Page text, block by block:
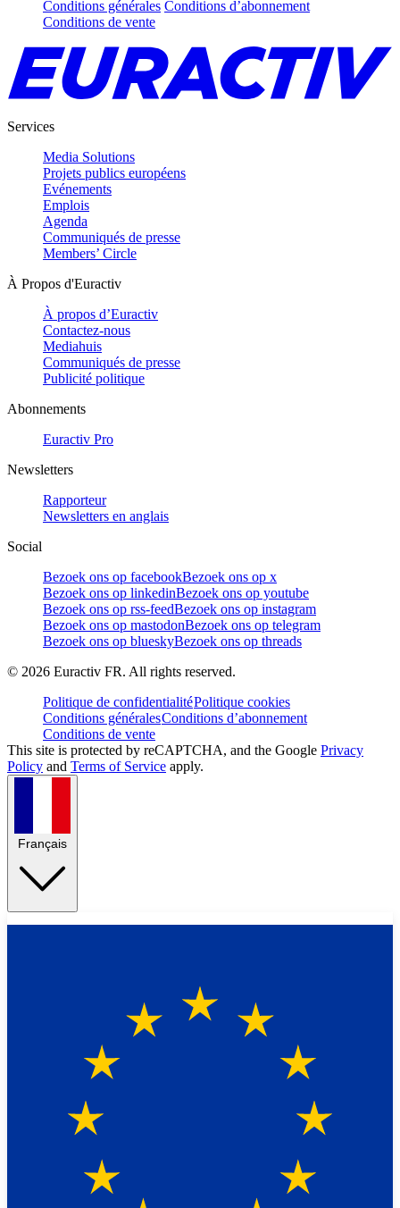
Conditions générales Conditions d’abonnement
Conditions de vente
Services
Media Solutions
Projets publics européens
Evénements
Emplois
Agenda
Communiqués de presse
Members’ Circle
À Propos d'Euractiv
À propos d’Euractiv
Contactez-nous
Mediahuis
Communiqués de presse
Publicité politique
Abonnements
Euractiv Pro
Newsletters
Rapporteur
Newsletters en anglais
Social
Bezoek ons op facebookBezoek ons op x
Bezoek ons op linkedinBezoek ons op youtube
Bezoek ons op rss-feedBezoek ons op instagram
Bezoek ons op mastodonBezoek ons op telegram
Bezoek ons op blueskyBezoek ons op threads
© 2026 Euractiv FR. All rights reserved.
Politique de confidentialitéPolitique cookies
Conditions généralesConditions d’abonnement
Conditions de vente
This site is protected by reCAPTCHA, and the Google Privacy
Policy and Terms of Service apply.
Français